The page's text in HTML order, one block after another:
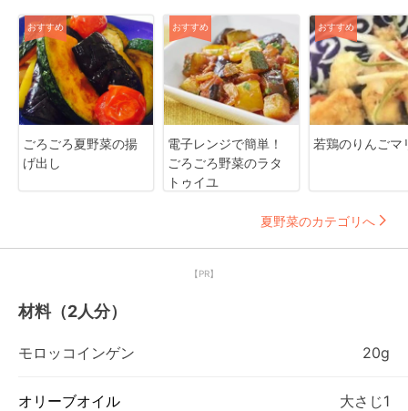
おすすめ
ごろごろ夏野菜の揚
げ出し
おすすめ
電子レンジで簡単！
ごろごろ野菜のラタ
トゥイユ
おすすめ
若鶏のりんごマ
夏野菜のカテゴリへ
【PR】
材料（2人分）
モロッコインゲン 20g
オリーブオイル 大さじ1